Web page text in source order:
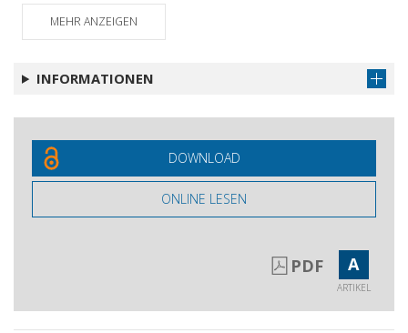
Elizabeth Anscombe's Legacy for
Paul Ricoeur pacifista Artikel abrufen
Recensioni Artikel abrufen
Pubblicazioni ricevute
MEHR ANZEIGEN
INFORMATIONEN
DOWNLOAD
ONLINE LESEN
PDF A
ARTIKEL